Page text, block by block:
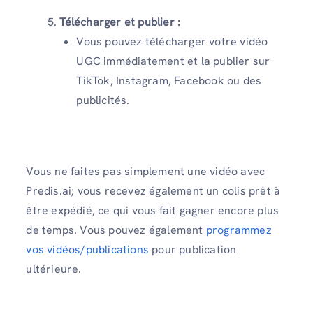
Télécharger et publier :
Vous pouvez télécharger votre vidéo
UGC immédiatement et la publier sur
TikTok, Instagram, Facebook ou des
publicités.
Vous ne faites pas simplement une vidéo avec
Predis.ai; vous recevez également un colis prêt à
être expédié, ce qui vous fait gagner encore plus
de temps. Vous pouvez également programmez
vos vidéos/publications pour publication
ultérieure.